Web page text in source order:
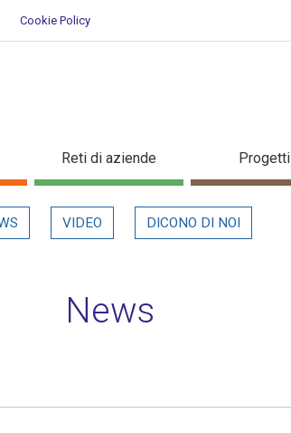
Cookie Policy
Reti di aziende Progetti
VIDEO DICONO DI NOI
News